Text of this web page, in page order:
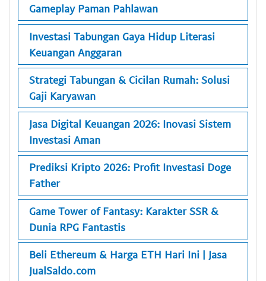
Gameplay Paman Pahlawan
Investasi Tabungan Gaya Hidup Literasi
Keuangan Anggaran
Strategi Tabungan & Cicilan Rumah: Solusi
Gaji Karyawan
Jasa Digital Keuangan 2026: Inovasi Sistem
Investasi Aman
Prediksi Kripto 2026: Profit Investasi Doge
Father
Game Tower of Fantasy: Karakter SSR &
Dunia RPG Fantastis
Beli Ethereum & Harga ETH Hari Ini | Jasa
JualSaldo.com